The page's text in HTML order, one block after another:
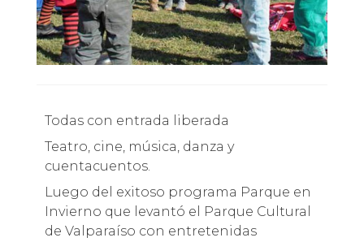
Todas con entrada liberada
Teatro, cine, música, danza y
cuentacuentos.
Luego del exitoso programa Parque en
Invierno que levantó el Parque Cultural
de Valparaíso con entretenidas